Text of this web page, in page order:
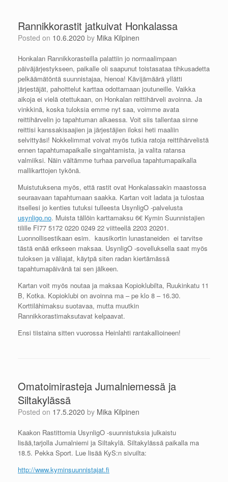
Rannikkorastit jatkuivat Honkalassa
Posted on 10.6.2020 by Mika Kilpinen
Honkalan Rannikkorasteilla palattiin jo normaalimpaan
päiväjärjestykseen, paikalle oli saapunut toistasataa tihkusadetta
pelkäämätöntä suunnistajaa, hienoa! Kävijämäärä yllätti
järjestäjät, pahoittelut karttaa odottamaan joutuneille. Vaikka
aikoja ei vielä otettukaan, on Honkalan reittihärveli avoinna. Ja
vinkkinä, koska tuloksia emme nyt saa, voimme avata
reittihärvelin jo tapahtuman alkaessa. Voit siis tallentaa sinne
reittisi kanssakisaajien ja järjestäjien iloksi heti maaliin
selvittyäsi! Nokkelimmat voivat myös tutkia ratoja reittihärvelistä
ennen tapahtumapaikalle singahtamista, ja valita ratansa
valmiiksi. Näin vältämme turhaa parveilua tapahtumapaikalla
mallikarttojen tykönä.
Muistutuksena myös, että rastit ovat Honkalassakin maastossa
seuraavaan tapahtumaan saakka. Kartan voit ladata ja tulostaa
itsellesi jo kenties tutuksi tulleesta UsynligO -palvelusta
usynligo.no. Muista tällöin karttamaksu 6€ Kymin Suunnistajien
tilille FI77 5172 0220 0249 22 viitteellä 2203 20201.
Luonnollisestikaan esim. kausikortin lunastaneiden ei tarvitse
tästä enää erikseen maksaa. UsynligO -sovelluksella saat myös
tuloksen ja väliajat, käytpä siten radan kiertämässä
tapahtumapäivänä tai sen jälkeen.
Kartan voit myös noutaa ja maksaa Kopioklubilta, Ruukinkatu 11
B, Kotka. Kopioklubi on avoinna ma – pe klo 8 – 16.30.
Korttilähimaksu suotavaa, mutta muutkin
Rannikkorastimaksutavat kelpaavat.
Ensi tiistaina sitten vuorossa Heinlahti rantakallioineen!
Omatoimirasteja Jumalniemessä ja
Siltakylässä
Posted on 17.5.2020 by Mika Kilpinen
Kaakon Rastittomia UsynligO -suunnistuksia julkaistu
lisää,tarjolla Jumalniemi ja Siltakylä. Siltakylässä paikalla ma
18.5. Pekka Sport. Lue lisää KyS:n sivuilta:
http://www.kyminsuunnistajat.fi